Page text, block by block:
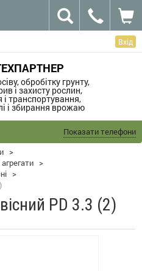
Вхід
обробітку грунту,
і захисту рослин,
транспортування,
і збирання врожаю
Показати телефони
>
>
>
PD 3.3 (2)